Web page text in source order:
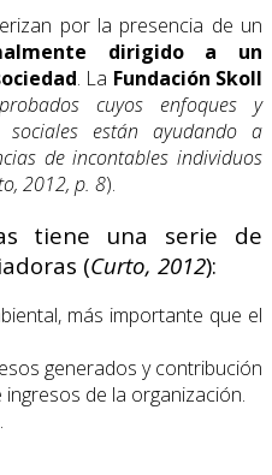
por la presencia de un
dirigido a un
. La Fundación Skoll
cuyos enfoques y
están ayudando a
de incontables individuos
2012, p. 8).
tiene una serie de
(Curto, 2012):
más importante que el
generados y contribución
de la organización.